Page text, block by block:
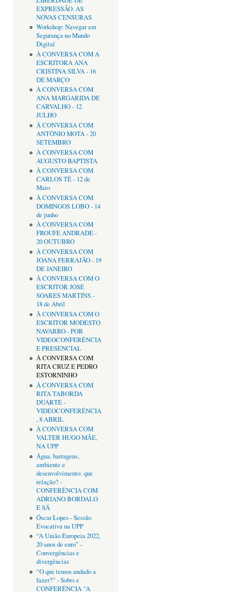
EXPRESSÃO. AS
NOVAS CENSURAS
Workshop: Navegar em
Segurança no Mundo
Digital
À CONVERSA COM A
ESCRITORA ANA
CRISTINA SILVA - 16
DE MARÇO
À CONVERSA COM
ANA MARGARIDA DE
CARVALHO - 12
JULHO
À CONVERSA COM
ANTÓNIO MOTA - 20
SETEMBRO
À CONVERSA COM
AUGUSTO BAPTISTA
À CONVERSA COM
CARLOS TÊ - 12 de
Maio
À CONVERSA COM
DOMINGOS LOBO - 14
de junho
À CONVERSA COM
FROUFE ANDRADE -
20 OUTUBRO
À CONVERSA COM
JOANA FERRAJÃO - 19
DE JANEIRO
À CONVERSA COM O
ESCRITOR JOSÉ
SOARES MARTINS -
18 de Abril
À CONVERSA COM O
ESCRITOR MODESTO
NAVARRO - POR
VIDEOCONFERÊNCIA
E PRESENCIAL
À CONVERSA COM
RITA CRUZ E PEDRO
ESTORNINHO
À CONVERSA COM
RITA TABORDA
DUARTE -
VIDEOCONFERÊNCIA
, 8 ABRIL
À CONVERSA COM
VALTER HUGO MÃE,
NA UPP
Água, barragens,
ambiente e
desenvolvimento: que
relação? -
CONFERÊNCIA COM
ADRIANO BORDALO
E SÁ
Óscar Lopes - Sessão
Evocativa na UPP
“A União Europeia 2022,
20 anos de euro” -
Convergências e
divergências
“O que temos andado a
fazer?” - Sobrs e
CONFERÊNCIA "A